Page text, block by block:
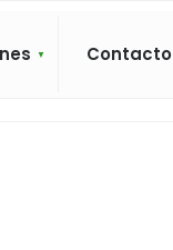
Contacto